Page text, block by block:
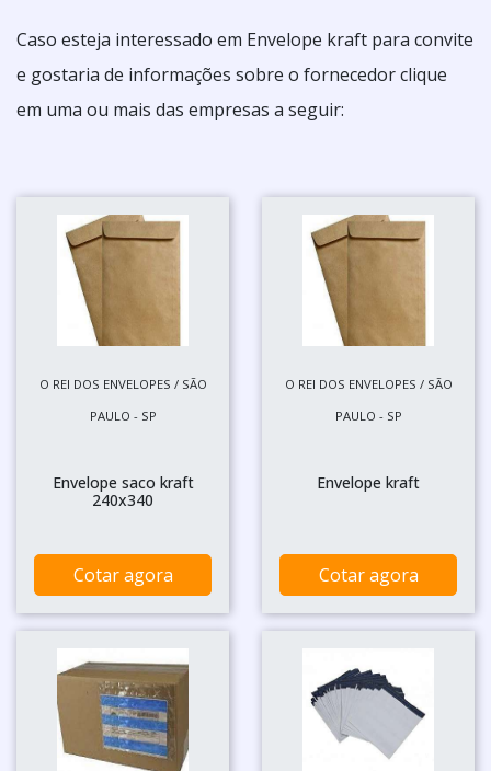
Caso esteja interessado em Envelope kraft para convite
e gostaria de informações sobre o fornecedor clique
em uma ou mais das empresas a seguir:
O REI DOS ENVELOPES / SÃO
PAULO - SP
Envelope saco kraft
240x340
Cotar agora
O REI DOS ENVELOPES / SÃO
PAULO - SP
Envelope kraft
Cotar agora